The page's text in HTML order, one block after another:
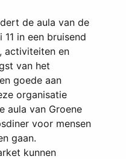
de aula van de
in een bruisend
activiteiten en
van het
goede aan
organisatie
aula van Groene
voor mensen
gaan.
kunnen